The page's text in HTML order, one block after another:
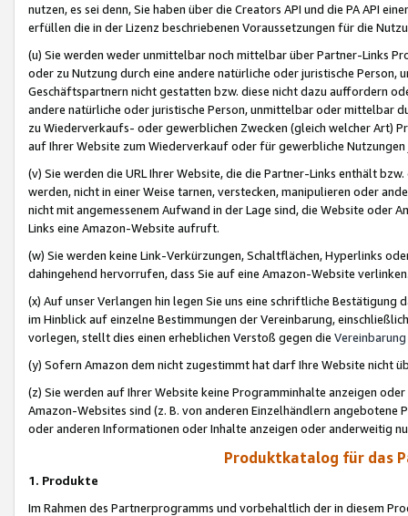
nutzen, es sei denn, Sie haben über die Creators API und die PA API
erfüllen die in der Lizenz beschriebenen Voraussetzungen für die
(u) Sie werden weder unmittelbar noch mittelbar über Partner-Links
oder zu Nutzung durch eine andere natürliche oder juristische
Geschäftspartnern nicht gestatten bzw. diese nicht dazu auffordern
andere natürliche oder juristische Person, unmittelbar oder mittelbar
zu Wiederverkaufs- oder gewerblichen Zwecken (gleich welcher Art)
auf Ihrer Website zum Wiederverkauf oder für gewerbliche
(v) Sie werden die URL Ihrer Website, die die Partner-Links enthält
werden, nicht in einer Weise tarnen, verstecken, manipulieren oder
nicht mit angemessenem Aufwand in der Lage sind, die Website oder
Links eine Amazon-Website aufruft.
(w) Sie werden keine Link-Verkürzungen, Schaltflächen, Hyperlinks
dahingehend hervorrufen, dass Sie auf eine Amazon-Website
(x) Auf unser Verlangen hin legen Sie uns eine schriftliche
im Hinblick auf einzelne Bestimmungen der Vereinbarung,
vorlegen, stellt dies einen erheblichen Verstoß gegen die Vereinbarung
(y) Sofern Amazon dem nicht zugestimmt hat darf Ihre Website nicht
(z) Sie werden auf Ihrer Website keine Programminhalte anzeigen
Amazon-Websites sind (z. B. von anderen Einzelhändlern
oder anderen Informationen oder Inhalte anzeigen oder anderweitig
Produktkatalog für das
1. Produkte
Im Rahmen des Partnerprogramms und vorbehaltlich der in diesem